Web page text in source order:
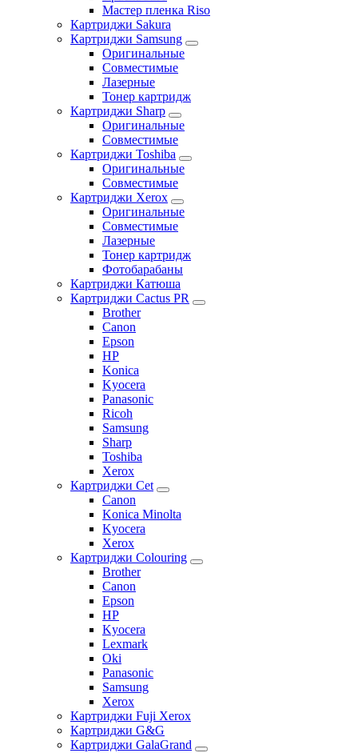
Мастер пленка Riso
Картриджи Sakura
Картриджи Samsung
Оригинальные
Совместимые
Лазерные
Тонер картридж
Картриджи Sharp
Оригинальные
Совместимые
Картриджи Toshiba
Оригинальные
Совместимые
Картриджи Xerox
Оригинальные
Совместимые
Лазерные
Тонер картридж
Фотобарабаны
Картриджи Катюша
Картриджи Cactus PR
Brother
Canon
Epson
HP
Konica
Kyocera
Panasonic
Ricoh
Samsung
Sharp
Toshiba
Xerox
Картриджи Cet
Canon
Konica Minolta
Kyocera
Xerox
Картриджи Colouring
Brother
Canon
Epson
HP
Kyocera
Lexmark
Oki
Panasonic
Samsung
Xerox
Картриджи Fuji Xerox
Картриджи G&G
Картриджи GalaGrand